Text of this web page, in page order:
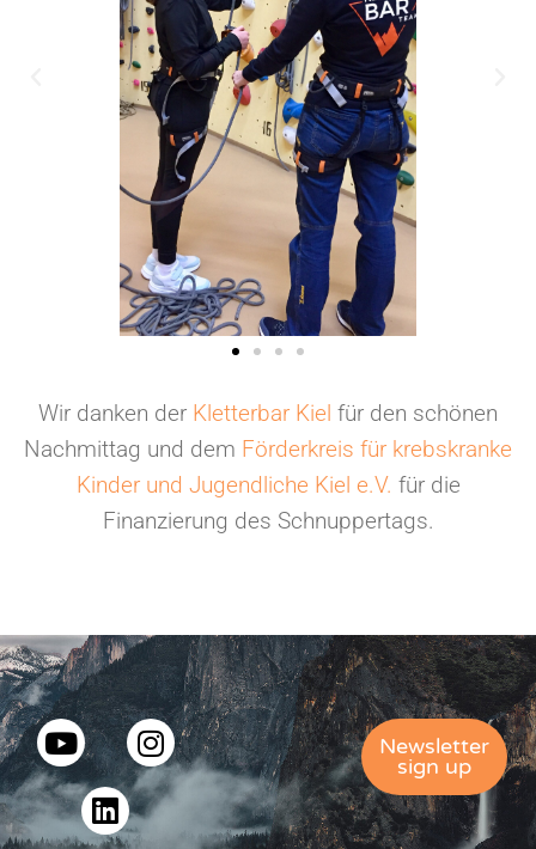
Wir danken der Kletterbar Kiel für den schönen
Nachmittag und dem Förderkreis für krebskranke
Kinder und Jugendliche Kiel e.V. für die
Finanzierung des Schnuppertags.
Newsletter
sign up